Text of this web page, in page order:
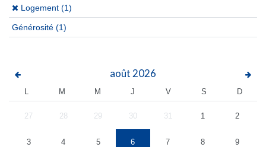
(x)
Logement (1)
Générosité (1)
août 2026
L M M J V S D
27 28 29 30 31 1 2
3 4 5 6 7 8 9